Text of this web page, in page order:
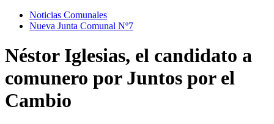
Noticias Comunales
Nueva Junta Comunal Nº7
Néstor Iglesias, el candidato a
comunero por Juntos por el
Cambio